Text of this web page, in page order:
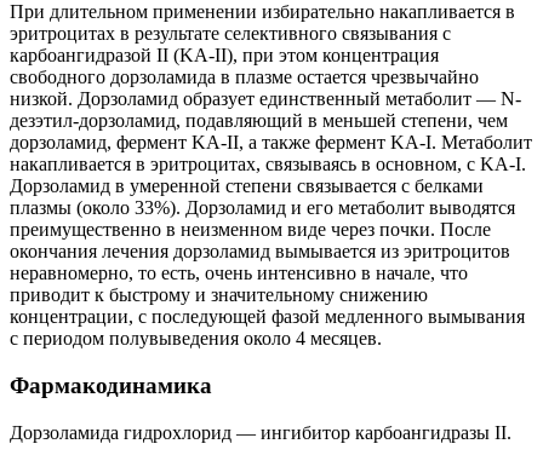
При длительном применении избирательно накапливается в
эритроцитах в результате селективного связывания с
карбоангидразой II (KA-II), при этом концентрация
свободного дорзоламида в плазме остается чрезвычайно
низкой. Дорзоламид образует единственный метаболит — N-
дезэтил-дорзоламид, подавляющий в меньшей степени, чем
дорзоламид, фермент KA-II, а также фермент KA‑I. Метаболит
накапливается в эритроцитах, связываясь в основном, с KA-I.
Дорзоламид в умеренной степени связывается с белками
плазмы (около 33%). Дорзоламид и его метаболит выводятся
преимущественно в неизменном виде через почки. После
окончания лечения дорзоламид вымывается из эритроцитов
неравномерно, то есть, очень интенсивно в начале, что
приводит к быстрому и значительному снижению
концентрации, с последующей фазой медленного вымывания
с периодом полувыведения около 4 месяцев.
Фармакодинамика
Дорзоламида гидрохлорид — ингибитор карбоангидразы II.